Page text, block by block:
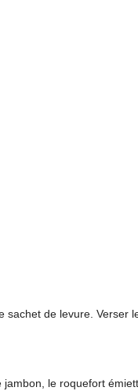
de levure. Verser
le roquefort